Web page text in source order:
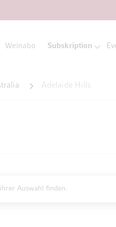
Weinabo Subskription
Adelaide Hills
Auswahl finden.